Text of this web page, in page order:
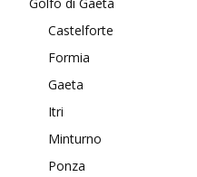
Castelforte
Formia
Gaeta
Itri
Minturno
Ponza